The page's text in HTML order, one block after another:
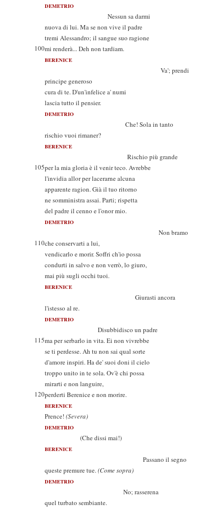
DEMETRIO
Nessun sa darmi
nuova di lui. Ma se non vive il padre
tremi Alessandro; il sangue suo ragione
100mi renderà... Deh non tardiam.
BERENICE
Va'; prendi
principe generoso
cura di te. D'un'infelice a' numi
lascia tutto il pensier.
DEMETRIO
Che! Sola in tanto
rischio vuoi rimaner?
BERENICE
Rischio più grande
105per la mia gloria è il venir teco. Avrebbe
l'invidia allor per lacerarne alcuna
apparente ragion. Già il tuo ritorno
ne somministra assai. Parti; rispetta
del padre il cenno e l'onor mio.
DEMETRIO
Non bramo
110che conservarti a lui,
vendicarlo e morir. Soffri ch'io possa
condurti in salvo e non verrò, lo giuro,
mai più sugli occhi tuoi.
BERENICE
Giurasti ancora
l'istesso al re.
DEMETRIO
Disubbidisco un padre
115ma per serbarlo in vita. Ei non vivrebbe
se ti perdesse. Ah tu non sai qual sorte
d'amore inspiri. Ha de' suoi doni il cielo
troppo unito in te sola. Ov'è chi possa
mirarti e non languire,
120perderti Berenice e non morire.
BERENICE
Prence! (Severa)
DEMETRIO
(Che dissi mai!)
BERENICE
Passano il segno
queste premure tue.(Come sopra)
DEMETRIO
No; rasserena
quel turbato sembiante.